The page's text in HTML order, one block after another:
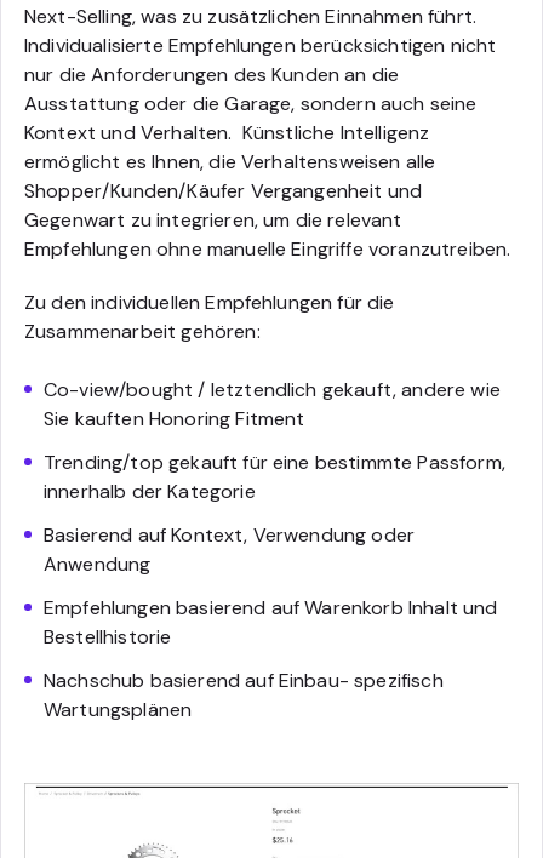
Next-Selling, was zu zusätzlichen Einnahmen führt.
Individualisierte Empfehlungen berücksichtigen nicht
nur die Anforderungen des Kunden an die
Ausstattung oder die Garage, sondern auch seine
Kontext und Verhalten. Künstliche Intelligenz
ermöglicht es Ihnen, die Verhaltensweisen alle
Shopper/Kunden/Käufer Vergangenheit und
Gegenwart zu integrieren, um die relevant
Empfehlungen ohne manuelle Eingriffe voranzutreiben.
Zu den individuellen Empfehlungen für die
Zusammenarbeit gehören:
Co-view/bought / letztendlich gekauft, andere wie
Sie kauften Honoring Fitment
Trending/top gekauft für eine bestimmte Passform,
innerhalb der Kategorie
Basierend auf Kontext, Verwendung oder
Anwendung
Empfehlungen basierend auf Warenkorb Inhalt und
Bestellhistorie
Nachschub basierend auf Einbau- spezifisch
Wartungsplänen